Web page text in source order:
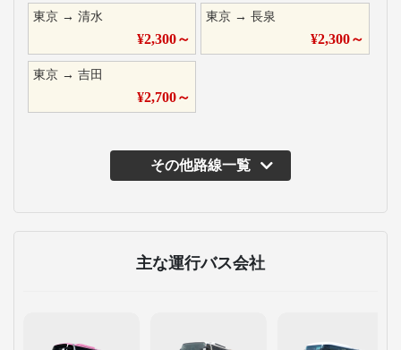
東京 → 清水
¥2,300～
東京 →長泉
¥2,300～
東京 → 吉田
¥2,700～
その他路線一覧
主な運行バス会社